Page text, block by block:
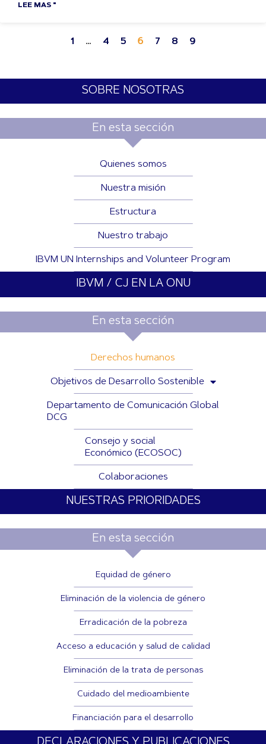
LEE MAS "
1 … 4 5 6 7 8 9
SOBRE NOSOTRAS
En esta sección
Quienes somos
Nuestra misión
Estructura
Nuestro trabajo
IBVM UN Internships and Volunteer Program
IBVM / CJ EN LA ONU
En esta sección
Derechos humanos
Objetivos de Desarrollo Sostenible
Departamento de Comunicación Global
DCG
Consejo y social
Económico (ECOSOC)
Colaboraciones
NUESTRAS PRIORIDADES
En esta sección
Equidad de género
Eliminación de la violencia de género
Erradicación de la pobreza
Acceso a educación y salud de calidad
Eliminación de la trata de personas
Cuidado del medioambiente
Financiación para el desarrollo